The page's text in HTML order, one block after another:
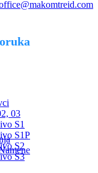
03
S1
S1P
S2
S3